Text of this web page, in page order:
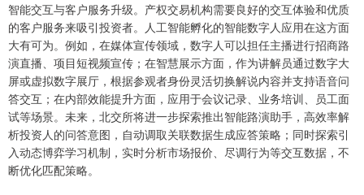
智能交互与客户服务升级。产权交易机构需要良好的交互体验和优质
的客户服务来吸引投资者。人工智能孵化的智能数字人应用在这方面
大有可为。例如，在媒体宣传领域，数字人可以担任主播进行招商路
演直播、项目短视频宣传；在智慧展示方面，作为讲解员通过数字大
屏或虚拟数字展厅，根据参观者身份灵活切换解说内容并支持语音问
答交互；在内部效能提升方面，应用于会议记录、业务培训、员工面
试等场景。未来，北交所将进一步探索推出智能路演助手，高效率解
析投资人的问答意图，自动调取关联数据生成应答策略；同时探索引
入动态博弈学习机制，实时分析市场报价、尽调行为等交互数据，不
断优化匹配策略。